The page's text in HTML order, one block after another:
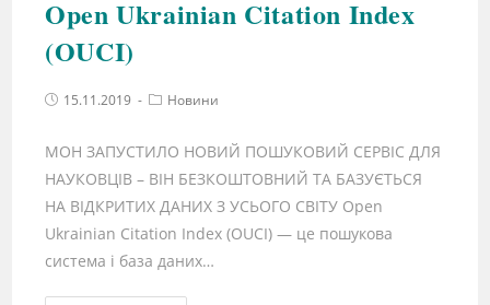
Open Ukrainian Citation Index
(OUCI)
15.11.2019 Новини
МОН ЗАПУСТИЛО НОВИЙ ПОШУКОВИЙ СЕРВІС ДЛЯ
НАУКОВЦІВ – ВІН БЕЗКОШТОВНИЙ ТА БАЗУЄТЬСЯ
НА ВІДКРИТИХ ДАНИХ З УСЬОГО СВІТУ Open
Ukrainian Citation Index (OUCI) — це пошукова
система і база даних…